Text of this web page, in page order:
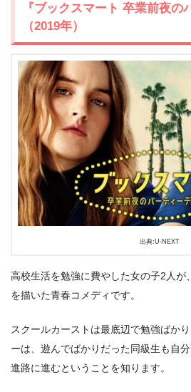
『ブックスマート 卒業前夜の
（2019年）
出典:U-NEXT
高校生活を勉強に費やした女の子2人が
を描いた青春コメディです。
スクールカーストは最底辺で勉強ばか
ーは、遊んでばかりだった同級生も自
進路に進むということを知ります。